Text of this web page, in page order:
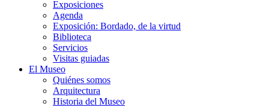
Exposiciones
Agenda
Exposición: Bordado, de la virtud
Biblioteca
Servicios
Visitas guiadas
El Museo
Quiénes somos
Arquitectura
Historia del Museo